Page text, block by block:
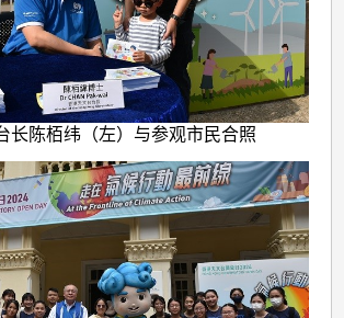
长陈栢纬（左）与参观市民合照